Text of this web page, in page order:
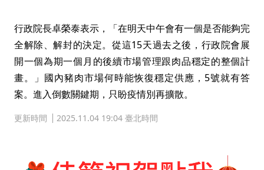
行政院長卓榮泰表示，「在明天中午會有一個是否能夠完
全解除、解封的決定。從這15天過去之後，行政院會展
開一個為期一個月的後續市場管理跟肉品穩定的整個計
畫。」國內豬肉市場何時能恢復穩定供應，5號就有答
案。進入倒數關鍵期，只盼疫情別再擴散。
更新時間 2025.11.04 19:04 臺北時間